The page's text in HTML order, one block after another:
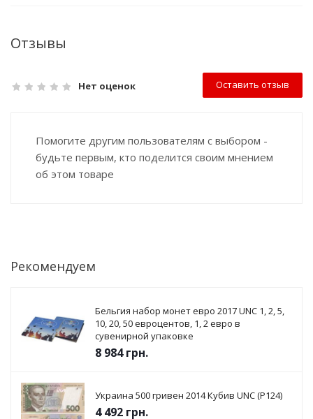
Отзывы
Нет оценок Оставить отзыв
Помогите другим пользователям с выбором -
будьте первым, кто поделится своим мнением
об этом товаре
Рекомендуем
Бельгия набор монет евро 2017 UNC 1, 2, 5,
10, 20, 50 евроцентов, 1, 2 евро в
сувенирной упаковке
8 984грн.
Украина 500 гривен 2014 Кубив UNC (P124)
4 492 грн.